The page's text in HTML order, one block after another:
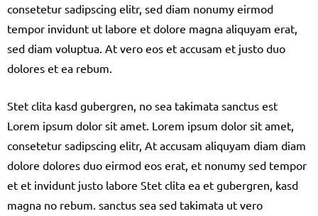
consetetur sadipscing elitr, sed diam nonumy eirmod
tempor invidunt ut labore et dolore magna aliquyam erat,
sed diam voluptua. At vero eos et accusam et justo duo
dolores et ea rebum.
Stet clita kasd gubergren, no sea takimata sanctus est
Lorem ipsum dolor sit amet. Lorem ipsum dolor sit amet,
consetetur sadipscing elitr, At accusam aliquyam diam diam
dolore dolores duo eirmod eos erat, et nonumy sed tempor
et et invidunt justo labore Stet clita ea et gubergren, kasd
magna no rebum. sanctus sea sed takimata ut vero